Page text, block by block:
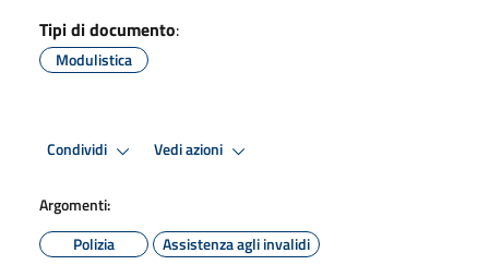
Tipi di documento:
Modulistica
Condividi Vedi azioni
Argomenti:
Polizia
Assistenza agli invalidi